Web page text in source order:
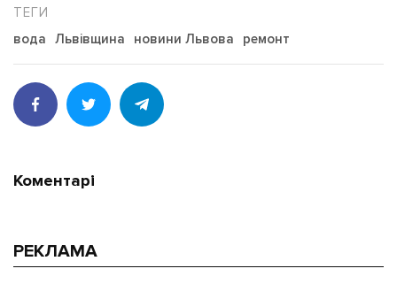
вода Львівщина новини Львова ремонт
Коментарі
РЕКЛАМА